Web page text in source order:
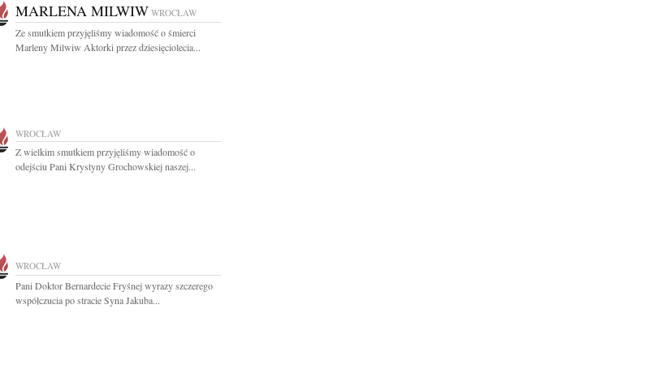
MARLENA MILWIW WROCŁAW
Ze smutkiem przyjęliśmy wiadomość o śmierci
Marleny Milwiw Aktorki przez dziesięciolecia...
WROCŁAW
Z wielkim smutkiem przyjęliśmy wiadomość o
odejściu Pani Krystyny Grochowskiej naszej...
WROCŁAW
Pani Doktor Bernardecie Fryśnej wyrazy szczerego
współczucia po stracie Syna Jakuba...